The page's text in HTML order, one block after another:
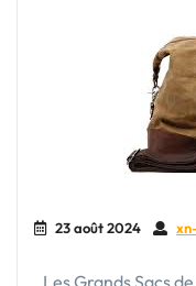
23 août 2024
Les Grands Sacs